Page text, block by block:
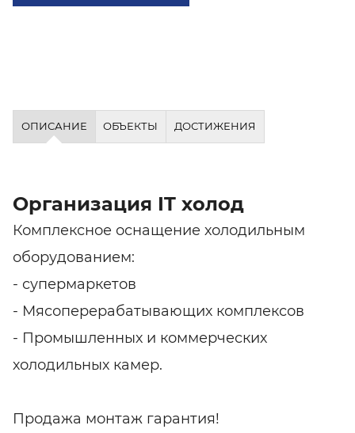
ОПИСАНИЕ ОБЪЕКТЫ ДОСТИЖЕНИЯ
Организация IT холод
Комплексное оснащение холодильным
оборудованием:
- супермаркетов
- Мясоперерабатывающих комплексов
- Промышленных и коммерческих
холодильных камер.
Продажа монтаж гарантия!